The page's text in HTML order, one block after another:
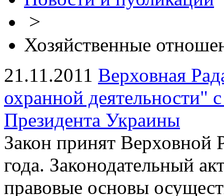
>
Хозяйственные
21.11.2011 Верховная
охранной деятельности"
Президента Украины
Закон принят Верховной
года. Законодательный
правовые основы